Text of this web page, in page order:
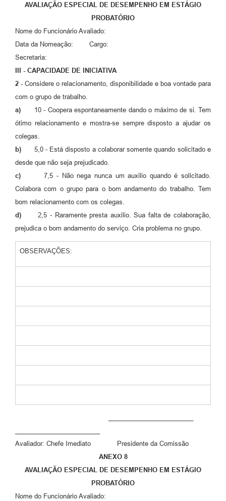
AVALIAÇÃO ESPECIAL DE DESEMPENHO EM ESTÁGIO
PROBATÓRIO
Nome do Funcionário Avaliado:
Data da Nomeação: Cargo:
Secretaria:
III - CAPACIDADE DE INICIATIVA
2 -Considere o relacionamento, disponibilidade e boa vontade para
com o grupo de trabalho.
a) 10 - Coopera espontaneamente dando o máximo de si. Tem
ótimo relacionamento e mostra-se sempre disposto a ajudar os
colegas.
b) 5,0 - Está disposto a colaborar somente quando solicitado e
desde que não seja prejudicado.
c) 7,5 - Não nega nunca um auxilio quando é solicitado.
Colabora com o grupo para o bom andamento do trabalho. Tem
bom relacionamento com os colegas.
d) 2,5 - Raramente presta auxilio. Sua falta de colaboração,
prejudica o bom andamento do serviço. Cria problema no grupo.
OBSERVAÇÕES:
Avaliador: Chefe Imediato Presidente da Comissão
ANEXO 8
AVALIAÇÃO ESPECIAL DE DESEMPENHO EM ESTÁGIO
PROBATÓRIO
Nome do Funcionário Avaliado: